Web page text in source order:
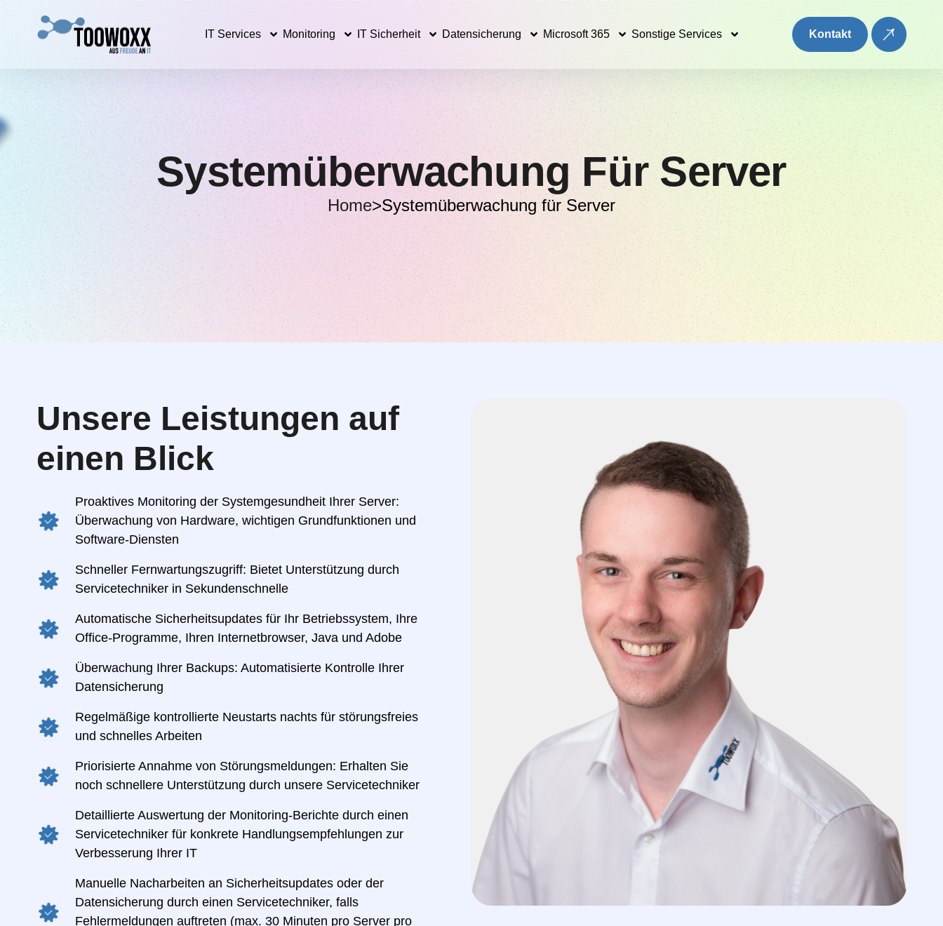
IT Services Monitoring IT Sicherheit Datensicherung Microsoft 365 Sonstige Services Kontakt
Systemüberwachung Für Server
Home>Systemüberwachung für Server
Unsere Leistungen auf
einen Blick
Proaktives Monitoring der Systemgesundheit Ihrer Server:
Überwachung von Hardware, wichtigen Grundfunktionen und
Software-Diensten
Schneller Fernwartungszugriff: Bietet Unterstützung durch
Servicetechniker in Sekundenschnelle
Automatische Sicherheitsupdates für Ihr Betriebssystem, Ihre
Office-Programme, Ihren Internetbrowser, Java und Adobe
Überwachung Ihrer Backups: Automatisierte Kontrolle Ihrer
Datensicherung
Regelmäßige kontrollierte Neustarts nachts für störungsfreies
und schnelles Arbeiten
Priorisierte Annahme von Störungsmeldungen: Erhalten Sie
noch schnellere Unterstützung durch unsere Servicetechniker
Detaillierte Auswertung der Monitoring-Berichte durch einen
Servicetechniker für konkrete Handlungsempfehlungen zur
Verbesserung Ihrer IT
Manuelle Nacharbeiten an Sicherheitsupdates oder der
Datensicherung durch einen Servicetechniker, falls
Fehlermeldungen auftreten (max. 30 Minuten pro Server pro